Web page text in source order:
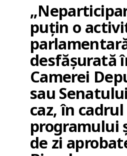
puțin o
desfășurată
Camerei
sau
caz, în cadrul
programului
de zi